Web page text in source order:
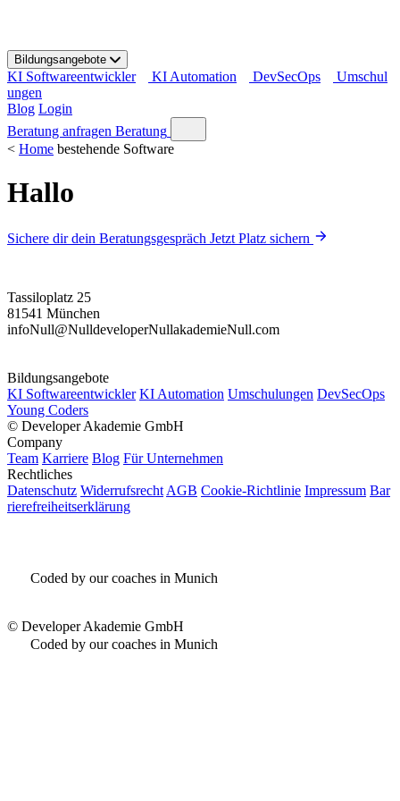
t
o
c
o
n
t
Bildungsangebote
KI Softwareentwickler KI Automation DevSecOps
Umschul
ungen
Blog Login
Beratung anfragen Beratung
< Home bestehende Software
Hallo
Sichere dir dein Beratungsgespräch Jetzt Platz sichern
Tassiloplatz 25
81541 München
infoNull@NulldeveloperNullakademieNull.com
Bildungsangebote
KI Softwareentwickler KI Automation Umschulungen DevSecOps
Young Coders
© Developer Akademie GmbH
Company
Team Karriere Blog Für Unternehmen
Rechtliches
Datenschutz Widerrufsrecht AGB Cookie-Richtlinie Impressum Bar
rierefreiheitserklärung
Coded by our coaches in Munich
© Developer Akademie GmbH
Coded by our coaches in Munich